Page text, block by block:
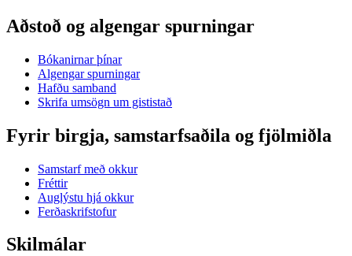
Aðstoð og algengar spurningar
Bókanirnar þínar
Algengar spurningar
Hafðu samband
Skrifa umsögn um gististað
Fyrir birgja, samstarfsaðila og fjölmiðla
Samstarf með okkur
Fréttir
Auglýstu hjá okkur
Ferðaskrifstofur
Skilmálar